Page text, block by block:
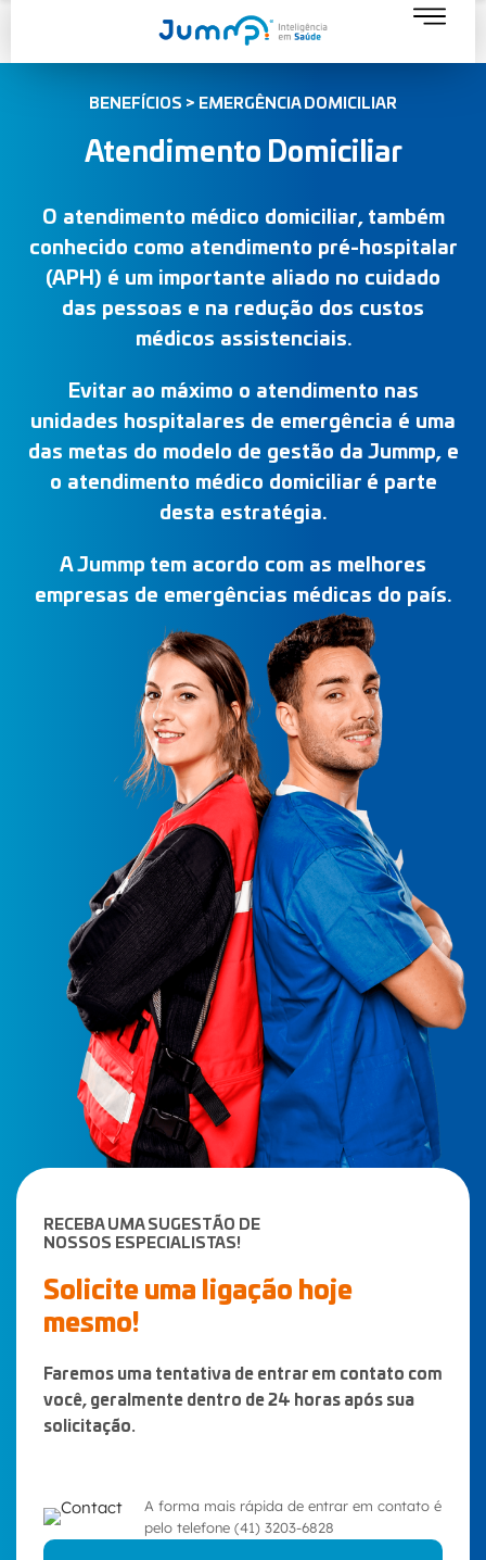
BENEFÍCIOS > EMERGÊNCIA DOMICILIAR
Atendimento Domiciliar
O atendimento médico domiciliar, também
conhecido como atendimento pré-hospitalar
(APH) é um importante aliado no cuidado
das pessoas e na redução dos custos
médicos assistenciais.
Evitar ao máximo o atendimento nas
unidades hospitalares de emergência é uma
das metas do modelo de gestão da Jummp, e
o atendimento médico domiciliar é parte
desta estratégia.
A Jummp tem acordo com as melhores
empresas de emergências médicas do país.
RECEBA UMA SUGESTÃO DE
NOSSOS ESPECIALISTAS!
Solicite uma ligação hoje
mesmo!
Faremos uma tentativa de entrar em contato com
você, geralmente dentro de 24 horas após sua
solicitação.
A forma mais rápida de entrar em contato é
pelo telefone (41) 3203-6828